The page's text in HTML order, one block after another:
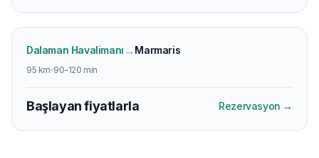
Dalaman Havalimanı →Marmaris
95 km 90-120 min
Başlayan fiyatlarla Rezervasyon →